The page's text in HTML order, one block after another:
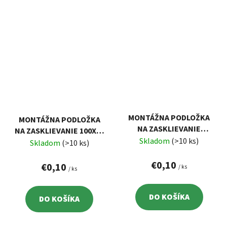
MONTÁŽNA PODLOŽKA
NA ZASKLIEVANIE 100X30
MM, 3 MM
Skladom (>10 ks)
€0,10 / ks
DO KOŠÍKA
MONTÁŽNA PODLOŽKA
NA ZASKLIEVANIE
100X30 MM, 4 MM
Skladom (>10 ks)
€0,10 / ks
DO KOŠÍKA